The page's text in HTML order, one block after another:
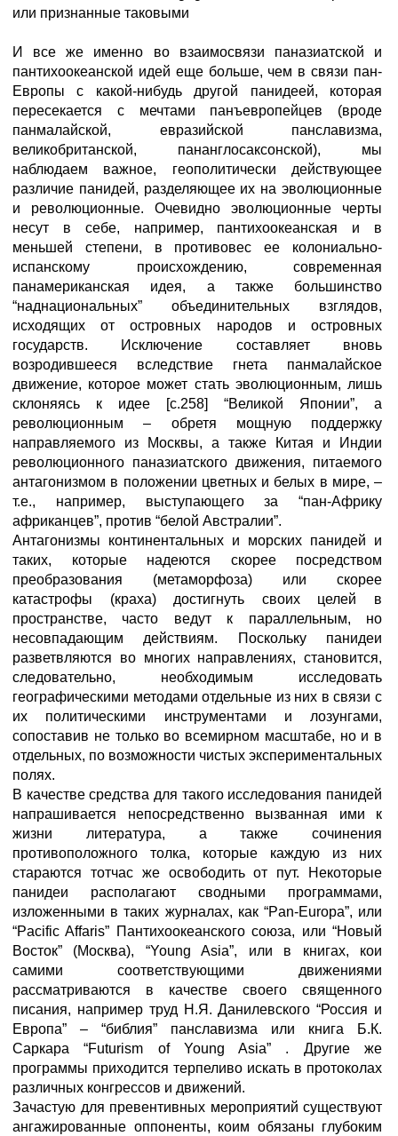
или признанные таковыми
И все же именно во взаимосвязи паназиатской и
пантихоокеанской идей еще больше, чем в связи пан-
Европы с какой-нибудь другой панидеей, которая
пересекается с мечтами панъевропейцев (вроде
панмалайской, евразийской панславизма,
великобританской, пананглосаксонской), мы
наблюдаем важное, геополитически действующее
различие панидей, разделяющее их на эволюционные
и революционные. Очевидно эволюционные черты
несут в себе, например, пантихоокеанская и в
меньшей степени, в противовес ее колониально-
испанскому происхождению, современная
панамериканская идея, а также большинство
“наднациональных” объединительных взглядов,
исходящих от островных народов и островных
государств. Исключение составляет вновь
возродившееся вследствие гнета панмалайское
движение, которое может стать эволюционным, лишь
склоняясь к идее [с.258] “Великой Японии”, а
революционным – обретя мощную поддержку
направляемого из Москвы, а также Китая и Индии
революционного паназиатского движения, питаемого
антагонизмом в положении цветных и белых в мире, –
т.е., например, выступающего за “пан-Африку
африканцев”, против “белой Австралии”.
Антагонизмы континентальных и морских панидей и
таких, которые надеются скорее посредством
преобразования (метаморфоза) или скорее
катастрофы (краха) достигнуть своих целей в
пространстве, часто ведут к параллельным, но
несовпадающим действиям. Поскольку панидеи
разветвляются во многих направлениях, становится,
следовательно, необходимым исследовать
географическими методами отдельные из них в связи с
их политическими инструментами и лозунгами,
сопоставив не только во всемирном масштабе, но и в
отдельных, по возможности чистых экспериментальных
полях.
В качестве средства для такого исследования панидей
напрашивается непосредственно вызванная ими к
жизни литература, а также сочинения
противоположного толка, которые каждую из них
стараются тотчас же освободить от пут. Некоторые
панидеи располагают сводными программами,
изложенными в таких журналах, как “Pan-Europa”, или
“Pacific Affaris” Пантихоокеанского союза, или “Новый
Восток” (Москва), “Young Asia”, или в книгах, кои
самими соответствующими движениями
рассматриваются в качестве своего священного
писания, например труд Н.Я. Данилевского “Россия и
Европа” – “библия” панславизма или книга Б.К.
Саркара “Futurism of Young Asia” . Другие же
программы приходится терпеливо искать в протоколах
различных конгрессов и движений.
Зачастую для превентивных мероприятий существуют
ангажированные оппоненты, коим обязаны глубоким